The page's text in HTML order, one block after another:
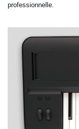
professionnelle.